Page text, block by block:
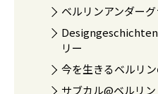
ベルリンアンダー
Designgeschichten
リー
今を生きるベルリ
サブカル@ベルリン